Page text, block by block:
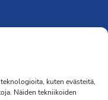
kuten evästeitä,
Näiden tekniikoiden